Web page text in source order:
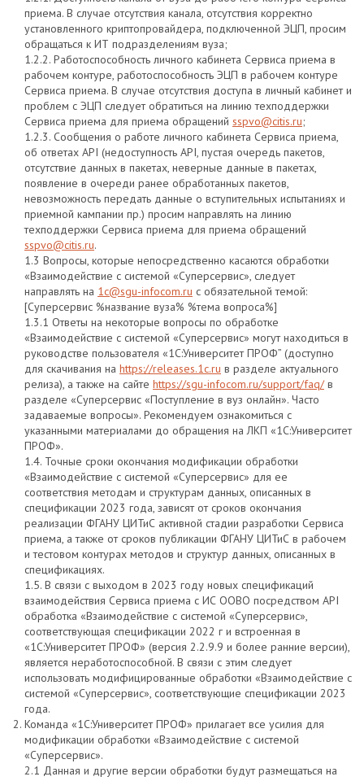
приема. В случае отсутствия канала, отсутствия корректно
установленного криптопровайдера, подключенной ЭЦП, просим
обращаться к ИТ подразделениям вуза;
1.2.2. Работоспособность личного кабинета Сервиса приема в
рабочем контуре, работоспособность ЭЦП в рабочем контуре
Сервиса приема. В случае отсутствия доступа в личный кабинет и
проблем с ЭЦП следует обратиться на линию техподдержки
Сервиса приема для приема обращений sspvo@citis.ru;
1.2.3. Сообщения о работе личного кабинета Сервиса приема,
об ответах API (недоступность API, пустая очередь пакетов,
отсутствие данных в пакетах, неверные данные в пакетах,
появление в очереди ранее обработанных пакетов,
невозможность передать данные о вступительных испытаниях и
приемной кампании пр.) просим направлять на линию
техподдержки Сервиса приема для приема обращений
sspvo@citis.ru.
1.3 Вопросы, которые непосредственно касаются обработки
«Взаимодействие с системой «Суперсервис», следует
направлять на 1c@sgu-infocom.ru с обязательной темой:
[Суперсервис %название вуза% %тема вопроса%]
1.3.1 Ответы на некоторые вопросы по обработке
«Взаимодействие с системой «Суперсервис» могут находиться в
руководстве пользователя «1С:Университет ПРОФ” (доступно
для скачивания на https://releases.1c.ru в разделе актуального
релиза), а также на сайте https://sgu-infocom.ru/support/faq/в
разделе «Суперсервис «Поступление в вуз онлайн». Часто
задаваемые вопросы». Рекомендуем ознакомиться с
указанными материалами до обращения на ЛКП «1С:Университет
ПРОФ».
1.4. Точные сроки окончания модификации обработки
«Взаимодействие с системой «Суперсервис» для ее
соответствия методам и структурам данных, описанных в
спецификации 2023 года, зависят от сроков окончания
реализации ФГАНУ ЦИТиС активной стадии разработки Сервиса
приема, а также от сроков публикации ФГАНУ ЦИТиС в рабочем
и тестовом контурах методов и структур данных, описанных в
спецификациях.
1.5. В связи с выходом в 2023 году новых спецификаций
взаимодействия Сервиса приема с ИС ООВО посредством API
обработка «Взаимодействие с системой «Суперсервис»,
соответствующая спецификации 2022 г и встроенная в
«1С:Университет ПРОФ» (версия 2.2.9.9 и более ранние версии),
является неработоспособной. В связи с этим следует
использовать модифицированные обработки «Взаимодействие с
системой «Суперсервис», соответствующие спецификации 2023
года.
Команда «1С:Университет ПРОФ» прилагает все усилия для
модификации обработки «Взаимодействие с системой
«Суперсервис».
2.1 Данная и другие версии обработки будут размещаться на